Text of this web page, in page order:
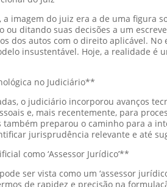
a imagem do juiz era a de uma figura
ou ditando suas decisões a um
dos autos com o direito aplicável.
insustentável. Hoje, a realidade é
no Judiciário**
o judiciário incorporou avanços
e, mais recentemente, para
também preparou o caminho para a
jurisprudência relevante e até
como ‘Assessor Jurídico’**
ser vista como um ‘assessor
de rapidez e precisão na